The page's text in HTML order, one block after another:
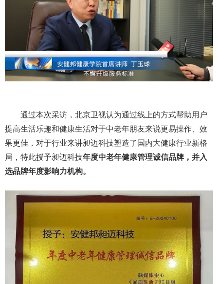
通过本次采访，北京卫视认为通过线上的方式帮助用户
提高生活乐趣和健康生活对于中老年朋友来说更易操作、效
果更佳，对于行业来讲昶迈科技塑造了国内大健康行业新格
局，特此授予昶迈科技年度中老年健康管理诚信品牌，并入
选品牌年度影响力机构。